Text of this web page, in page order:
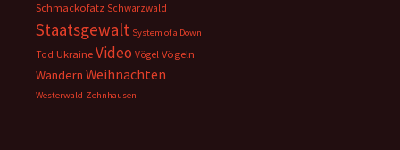
Schmackofatz Schwarzwald
Staatsgewalt System of a Down
Tod Ukraine Video Vögel Vögeln
Wandern Weihnachten
Westerwald Zehnhausen